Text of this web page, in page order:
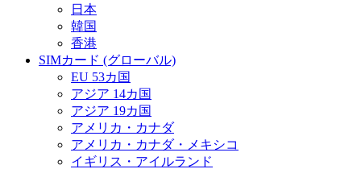
日本
韓国
香港
SIMカード (グローバル)
EU 53カ国
アジア 14カ国
アジア 19カ国
アメリカ・カナダ
アメリカ・カナダ・メキシコ
イギリス・アイルランド